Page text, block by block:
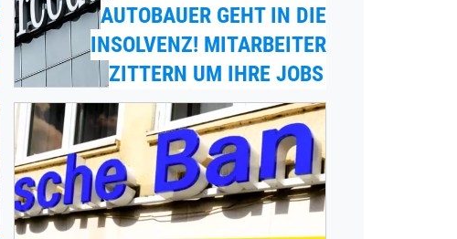
AUTOBAUER GEHT IN DIE
INSOLVENZ! MITARBEITER
ZITTERN UM IHRE JOBS